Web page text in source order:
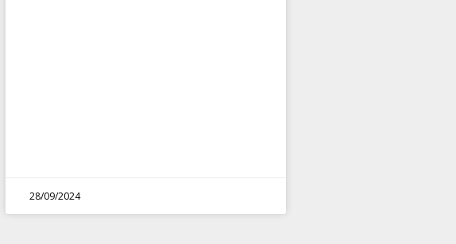
28/09/2024